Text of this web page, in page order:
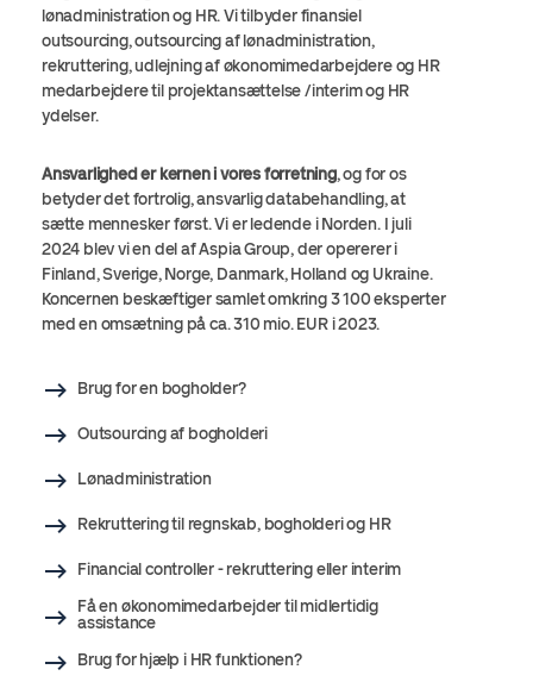
lønadministration og HR. Vi tilbyder finansiel
outsourcing, outsourcing af lønadministration,
rekruttering, udlejning af økonomimedarbejdere og HR
medarbejdere til projektansættelse /interim og HR
ydelser.
Ansvarlighed er kernen i vores forretning, og for os
betyder det fortrolig, ansvarlig databehandling, at
sætte mennesker først. Vi er ledende i Norden. I juli
2024 blev vi en del afAspiaGroup, der opererer i
Finland, Sverige, Norge, Danmark, Holland og Ukraine.
Koncernen beskæftiger samlet omkring 3 100 eksperter
med en omsætning på ca. 310 mio. EUR i 2023.
Brug for en bogholder?
Outsourcing af bogholderi
Lønadministration
Rekruttering til regnskab, bogholderi og HR
Financial controller - rekruttering eller interim
Få en økonomimedarbejder til midlertidig
assistance
Brug for hjælp i HR funktionen?